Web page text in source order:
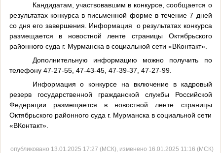
Кандидатам, участвовавшим в конкурсе, сообщается о
результатах конкурса в письменной форме в течение 7 дней
со дня его завершения. Информация о результатах конкурса
размещается в новостной ленте страницы Октябрьского
районного суда г. Мурманска в социальной сети «ВКонтакт».
Дополнительную информацию можно получить по
телефону 47-27-55, 47-43-45, 47-39-37, 47-27-99.
Информация о конкурсе на включение в кадровый
резерв государственной гражданской службы Российской
Федерации размещается в новостной ленте страницы
Октябрьского районного суда г. Мурманска в социальной сети
«ВКонтакт».
опубликовано 13.01.2025 17:27 (МСК), изменено 16.01.2025 11:16 (МСК)